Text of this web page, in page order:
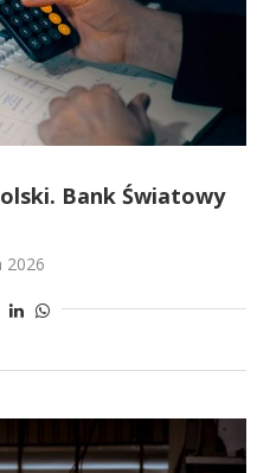
Bank Światowy
2026